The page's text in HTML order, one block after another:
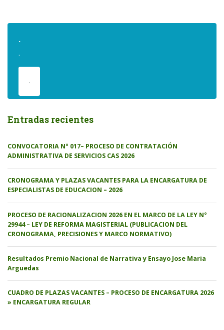
.
.
.
Entradas recientes
CONVOCATORIA N° 017– PROCESO DE CONTRATACIÓN
ADMINISTRATIVA DE SERVICIOS CAS 2026
CRONOGRAMA Y PLAZAS VACANTES PARA LA ENCARGATURA DE
ESPECIALISTAS DE EDUCACION – 2026
PROCESO DE RACIONALIZACION 2026 EN EL MARCO DE LA LEY N°
29944 – LEY DE REFORMA MAGISTERIAL (PUBLICACION DEL
CRONOGRAMA, PRECISIONES Y MARCO NORMATIVO)
Resultados Premio Nacional de Narrativa y Ensayo Jose Maria
Arguedas
CUADRO DE PLAZAS VACANTES – PROCESO DE ENCARGATURA 2026
» ENCARGATURA REGULAR